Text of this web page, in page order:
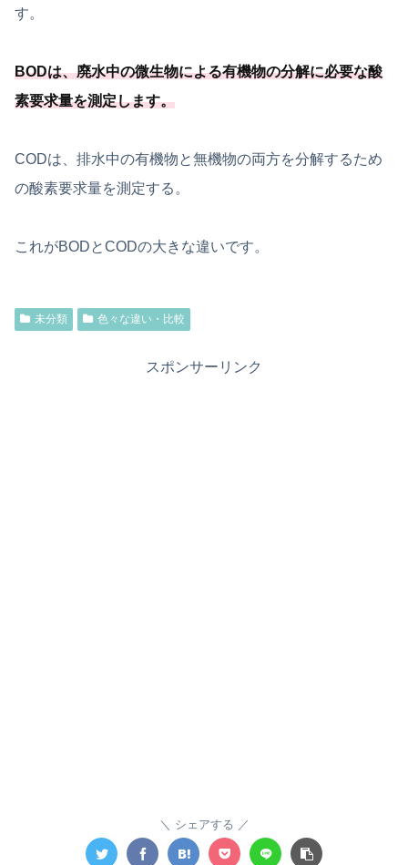
す。
BODは、廃水中の微生物による有機物の分解に必要な酸
素要求量を測定します。
CODは、排水中の有機物と無機物の両方を分解するため
の酸素要求量を測定する。
これがBODとCODの大きな違いです。
未分類 色々な違い・比較
スポンサーリンク
シェアする